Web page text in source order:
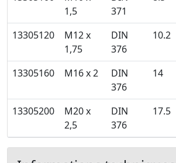
1,5
371
13305120
M12 x
1,75
DIN
376
10.2
13305160 M16 x 2
DIN
376
14
13305200
M20 x
2,5
DIN
376
17.5